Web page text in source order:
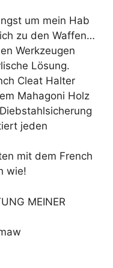
um mein Hab
zu den Waffen…
Werkzeugen
Lösung.
Cleat Halter
Mahagoni Holz
jeden
mit dem French
wie!
MEINER